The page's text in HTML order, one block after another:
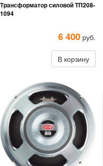
Трансформатор силовой ТП208-
1094
6 400 руб.
В корзину